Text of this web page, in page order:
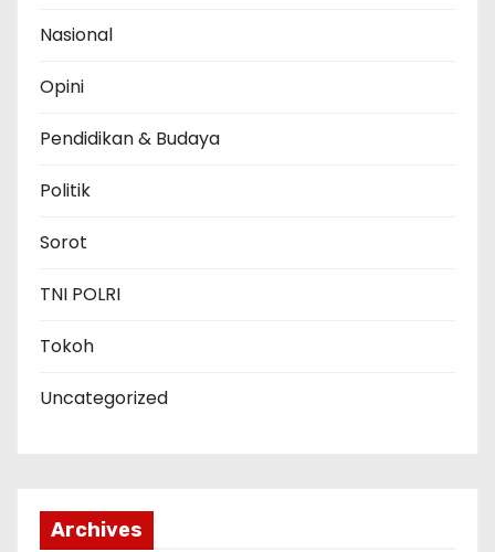
Nasional
Opini
Pendidikan & Budaya
Politik
Sorot
TNI POLRI
Tokoh
Uncategorized
Archives